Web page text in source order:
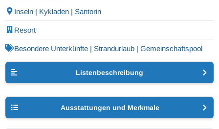
Inseln | Kykladen | Santorin
Resort
Besondere Unterkünfte | Strandurlaub | Gemeinschaftspool
Listenbeschreibung
Ausstattungen und Merkmale